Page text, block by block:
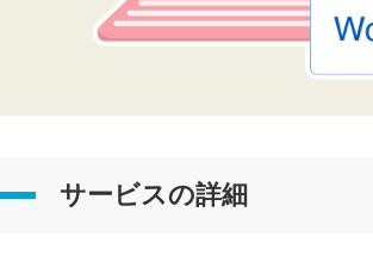
サービスの詳細